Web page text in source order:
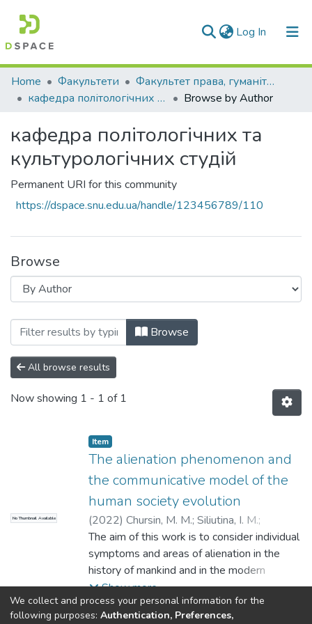
Log In (current)
Communities & Collections
All of DSpace
Home Факультети
Факультет права, гуманітарних і соціальних наук
кафедра політологічних та культурологічних студій
Browse by Author
кафедра політологічних та
культурологічних студій
Permanent URI for this community
https://dspace.snu.edu.ua/handle/123456789/110
Browse
Browsing кафедра політологічних та
Browse
All browse results
Now showing 1 - 1 of 1
No Thumbnail Available
Item
The alienation phenomenon and
the communicative model of the
human society evolution
(2022) Chursin, M. M.; Siliutina, I. M.;
Smolina, O. O.; Petrenko, M.;Чурсін, М. М.;
Сілютіна, І. М.; Смоліна, О. О.;Петренко,
М.
The aim of this work is to consider individual
symptoms and areas of alienation in the
history of mankind and in the modern
information society, and the disclosure of its
logic and patterns. Methodologically, the
study is based on the historical, information
Show more
We collect and process your personal information for the
following purposes: Authentication, Preferences,